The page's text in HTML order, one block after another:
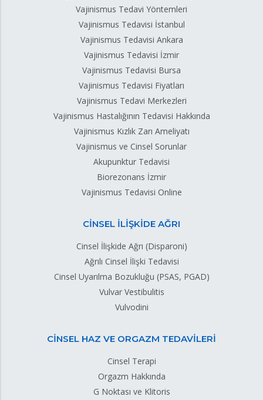
Vajinismus Tedavi Yöntemleri
Vajinismus Tedavisi İstanbul
Vajinismus Tedavisi Ankara
Vajinismus Tedavisi İzmir
Vajinismus Tedavisi Bursa
Vajinismus Tedavisi Fiyatları
Vajinismus Tedavi Merkezleri
Vajinismus Hastalığının Tedavisi Hakkında
Vajinismus Kızlık Zarı Ameliyatı
Vajinismus ve Cinsel Sorunlar
Akupunktur Tedavisi
Biorezonans İzmir
Vajinismus Tedavisi Online
CİNSEL İLİŞKİDE AĞRI
Cinsel İlişkide Ağrı (Disparoni)
Ağrılı Cinsel İlişki Tedavisi
Cinsel Uyarılma Bozukluğu (PSAS, PGAD)
Vulvar Vestibulitis
Vulvodini
CİNSEL HAZ VE ORGAZM TEDAVİLERİ
Cinsel Terapi
Orgazm Hakkında
G Noktası ve Klitoris